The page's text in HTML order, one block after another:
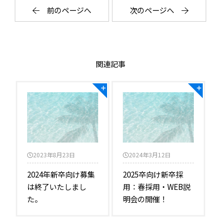
前のページへ 次のページへ
関連記事
2023年8月23日
2024年新卒向け募集
は終了いたしまし
た。
2024年3月12日
2025卒向け新卒採
用：春採用・WEB説
明会の開催！